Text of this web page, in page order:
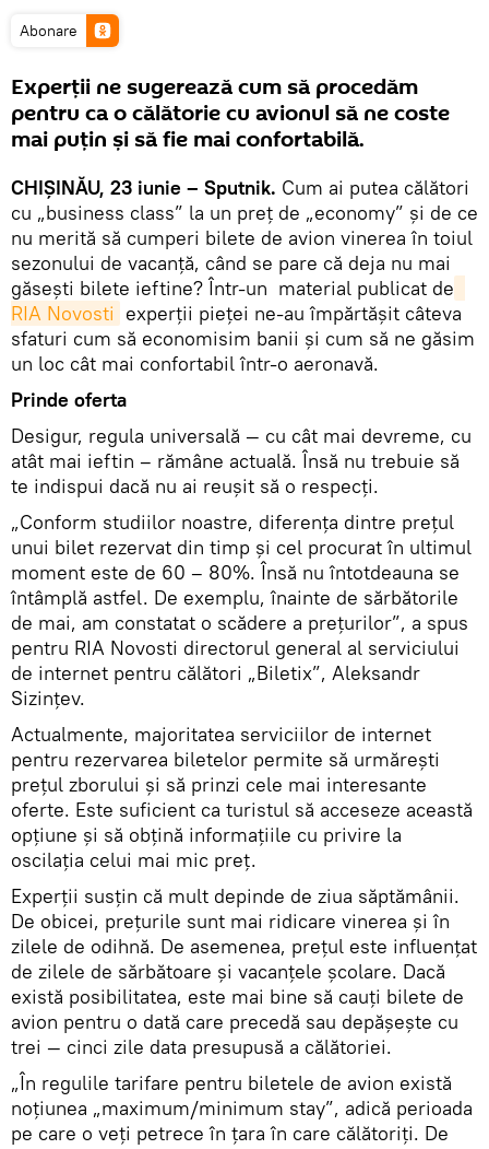
Abonare
Experții ne sugerează cum să procedăm
pentru ca o călătorie cu avionul să ne coste
mai puțin și să fie mai confortabilă.
CHIȘINĂU, 23 iunie – Sputnik. Cum ai putea călători
cu „business class” la un preț de „economy” și de ce
nu merită să cumperi bilete de avion vinerea în toiul
sezonului de vacanță, când se pare că deja nu mai
găsești bilete ieftine? Într-un material publicat de
RIA Novosti experții pieței ne-au împărtășit câteva
sfaturi cum să economisim banii și cum să ne găsim
un loc cât mai confortabil într-o aeronavă.
Prinde oferta
Desigur, regula universală — cu cât mai devreme, cu
atât mai ieftin – rămâne actuală. Însă nu trebuie să
te indispui dacă nu ai reușit să o respecți.
„Conform studiilor noastre, diferența dintre prețul
unui bilet rezervat din timp și cel procurat în ultimul
moment este de 60 – 80%. Însă nu întotdeauna se
întâmplă astfel. De exemplu, înainte de sărbătorile
de mai, am constatat o scădere a prețurilor”, a spus
pentru RIA Novosti directorul general al serviciului
de internet pentru călători „Biletix”, Aleksandr
Sizințev.
Actualmente, majoritatea serviciilor de internet
pentru rezervarea biletelor permite să urmărești
prețul zborului și să prinzi cele mai interesante
oferte. Este suficient ca turistul să acceseze această
opțiune și să obțină informațiile cu privire la
oscilația celui mai mic preț.
Experții susțin că mult depinde de ziua săptămânii.
De obicei, prețurile sunt mai ridicare vinerea și în
zilele de odihnă. De asemenea, prețul este influențat
de zilele de sărbătoare și vacanțele școlare. Dacă
există posibilitatea, este mai bine să cauți bilete de
avion pentru o dată care precedă sau depășește cu
trei — cinci zile data presupusă a călătoriei.
„În regulile tarifare pentru biletele de avion există
noțiunea „maximum/minimum stay”, adică perioada
pe care o veți petrece în țara în care călătoriți. De